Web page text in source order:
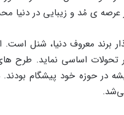
عرصه ی مُد و زیبایی در دنیا
برند معروف دنیا، شنل
تحولات اساسی نماید. طرح
در حوزه خود پیشگام